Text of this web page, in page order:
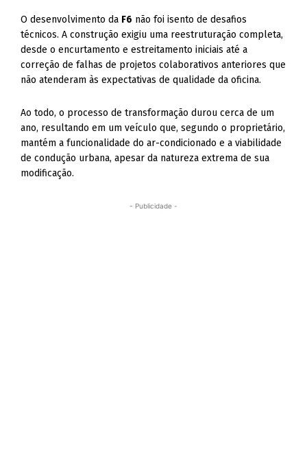
O desenvolvimento da F6 não foi isento de desafios
técnicos. A construção exigiu uma reestruturação completa,
desde o encurtamento e estreitamento iniciais até a
correção de falhas de projetos colaborativos anteriores que
não atenderam às expectativas de qualidade da oficina.
Ao todo, o processo de transformação durou cerca de um
ano, resultando em um veículo que, segundo o proprietário,
mantém a funcionalidade do ar-condicionado e a viabilidade
de condução urbana, apesar da natureza extrema de sua
modificação.
- Publicidade -